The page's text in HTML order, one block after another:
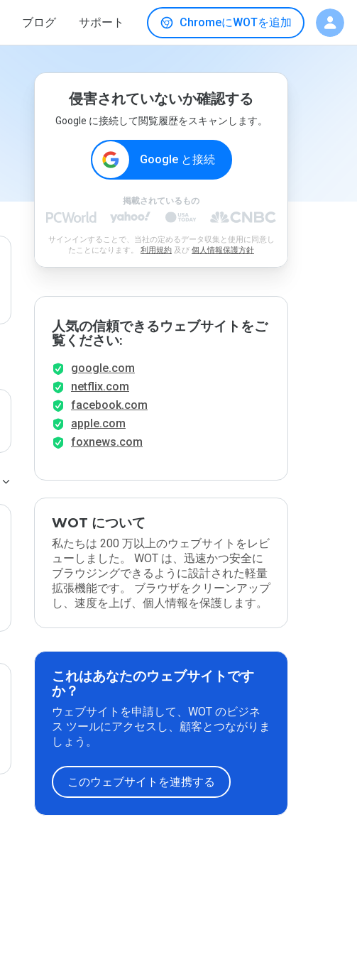
ブログ サポート ChromeにWOTを追加
侵害されていないか確認する
Google に接続して閲覧履歴をスキャンします。
Google と接続
掲載されているもの
サインインすることで、当社の定めるデータ収集と使用に同意し
たことになります。 利用規約 及び 個人情報保護方針
人気の信頼できるウェブサイトをご
覧ください:
google.com
netflix.com
facebook.com
apple.com
foxnews.com
WOT について
私たちは 200 万以上のウェブサイトをレビ
ューしました。 WOT は、迅速かつ安全に
ブラウジングできるように設計された軽量
拡張機能です。 ブラウザをクリーンアップ
し、速度を上げ、個人情報を保護します。
これはあなたのウェブサイトです
か？
ウェブサイトを申請して、WOT のビジネ
ス ツールにアクセスし、顧客とつながりま
しょう。
このウェブサイトを連携する